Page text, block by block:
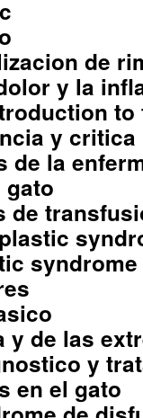
de
y la
y
la
de
syndrome
y de las
y
en el gato